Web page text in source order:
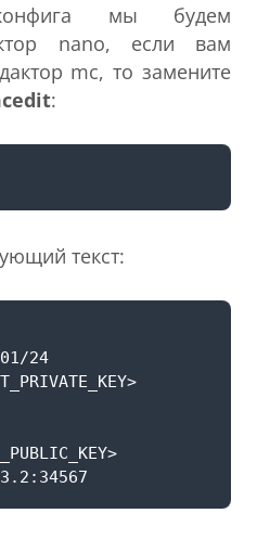
мы будем
nano, если вам
mc, то замените
:
текст: